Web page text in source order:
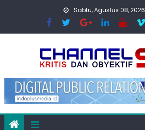
Sabtu, Agustus 08, 2026